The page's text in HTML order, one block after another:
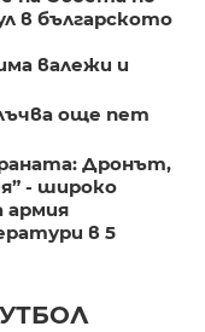
в българското
валежи и
още пет
Дронът,
- широко
армия
в 5